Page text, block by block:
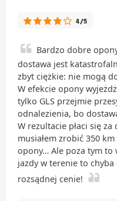
4/5
Bardzo dobre
dostawa jest
zbyt ciężkie: nie mogą
W efekcie opony
tylko GLS przejmie
odnalezienia, bo
W rezultacie płaci się
musiałem zrobić 350
opony… Ale poza tym to
jazdy w terenie to
rozsądnej cenie!